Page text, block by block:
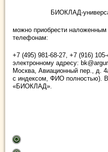
БИОКЛАД-
можно приобрести наложенным
телефонам:
+7 (495) 981-68-27, +7 (916)
электронному адресу:
Москва, Авиационный пер., д.
с индексом, ФИО полностью).
«БИОКЛАД».